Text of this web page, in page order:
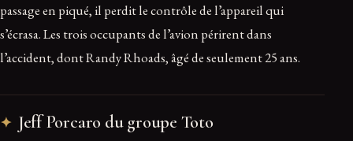
passage en piqué, il perdit le contrôle de l’appareil qui
s’écrasa. Les trois occupants de l’avion périrent dans
l’accident, dont Randy Rhoads, âgé de seulement 25 ans.
Jeff Porcaro du groupe Toto